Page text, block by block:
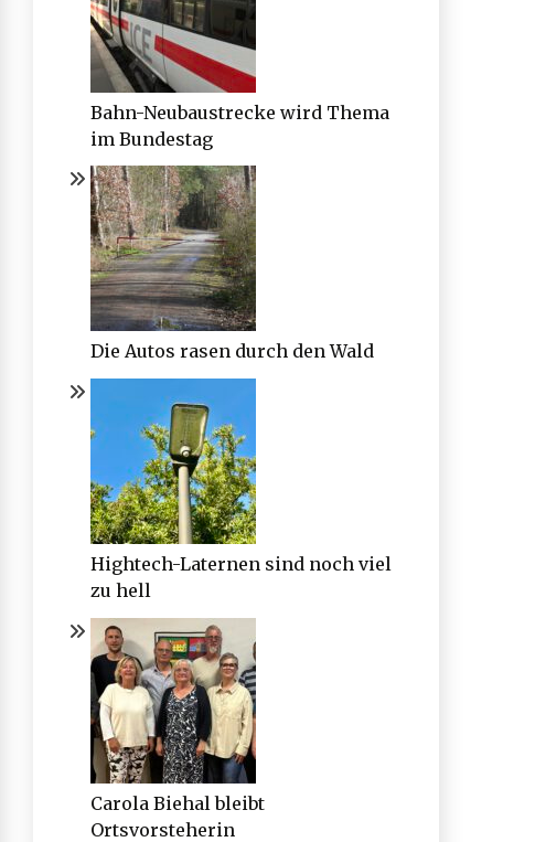
Bahn-Neubaustrecke wird Thema
im Bundestag
Die Autos rasen durch den Wald
Hightech-Laternen sind noch viel
zu hell
Carola Biehal bleibt
Ortsvorsteherin